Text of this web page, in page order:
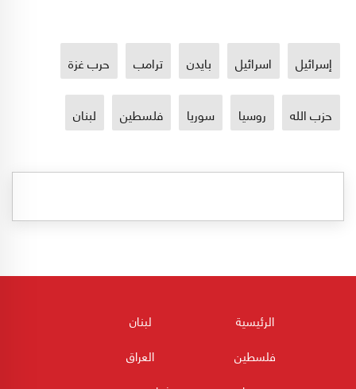
إسرائيل اسرائيل بايدن ترامب حرب غزة
حزب الله روسيا سوريا فلسطين لبنان
الرئيسية
لبنان
فلسطين
العراق